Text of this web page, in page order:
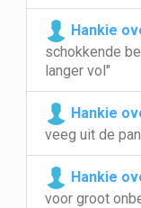
Hankie
schokkende
langer vol"
Hankie
veeg uit de
Hankie
voor groot